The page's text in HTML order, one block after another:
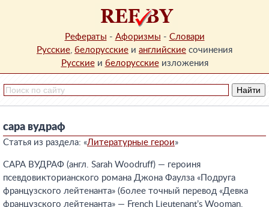
Рефераты - Афоризмы - Словари
Русские, белорусские и английские сочинения
Русскиеи белорусскиеизложения
сара вудраф
Статья из раздела: «Литературные герои»
САРА ВУДРАФ (англ. Sarah Woodruff) — героиня
псевдовикторианского романа Джона Фаулза «Подруга
французского лейтенанта» (более точный перевод «Девка
французского лейтенанта» — French Lieutenant’s Wooman,